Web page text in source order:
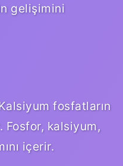
gelişimini
fosfatların
Fosfor, kalsiyum,
içerir.